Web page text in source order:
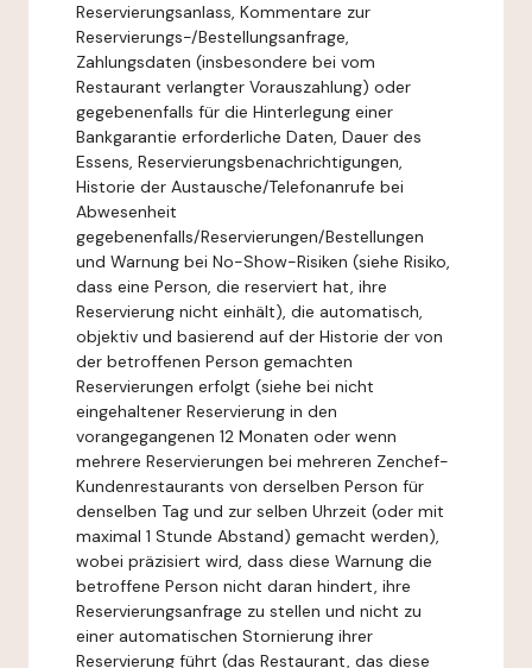
Reservierungsanlass, Kommentare zur
Reservierungs-/Bestellungsanfrage,
Zahlungsdaten (insbesondere bei vom
Restaurant verlangter Vorauszahlung) oder
gegebenenfalls für die Hinterlegung einer
Bankgarantie erforderliche Daten, Dauer des
Essens, Reservierungsbenachrichtigungen,
Historie der Austausche/Telefonanrufe bei
Abwesenheit
gegebenenfalls/Reservierungen/Bestellungen
und Warnung bei No-Show-Risiken (siehe Risiko,
dass eine Person, die reserviert hat, ihre
Reservierung nicht einhält), die automatisch,
objektiv und basierend auf der Historie der von
der betroffenen Person gemachten
Reservierungen erfolgt (siehe bei nicht
eingehaltener Reservierung in den
vorangegangenen 12 Monaten oder wenn
mehrere Reservierungen bei mehreren Zenchef-
Kundenrestaurants von derselben Person für
denselben Tag und zur selben Uhrzeit (oder mit
maximal 1 Stunde Abstand) gemacht werden),
wobei präzisiert wird, dass diese Warnung die
betroffene Person nicht daran hindert, ihre
Reservierungsanfrage zu stellen und nicht zu
einer automatischen Stornierung ihrer
Reservierung führt (das Restaurant, das diese